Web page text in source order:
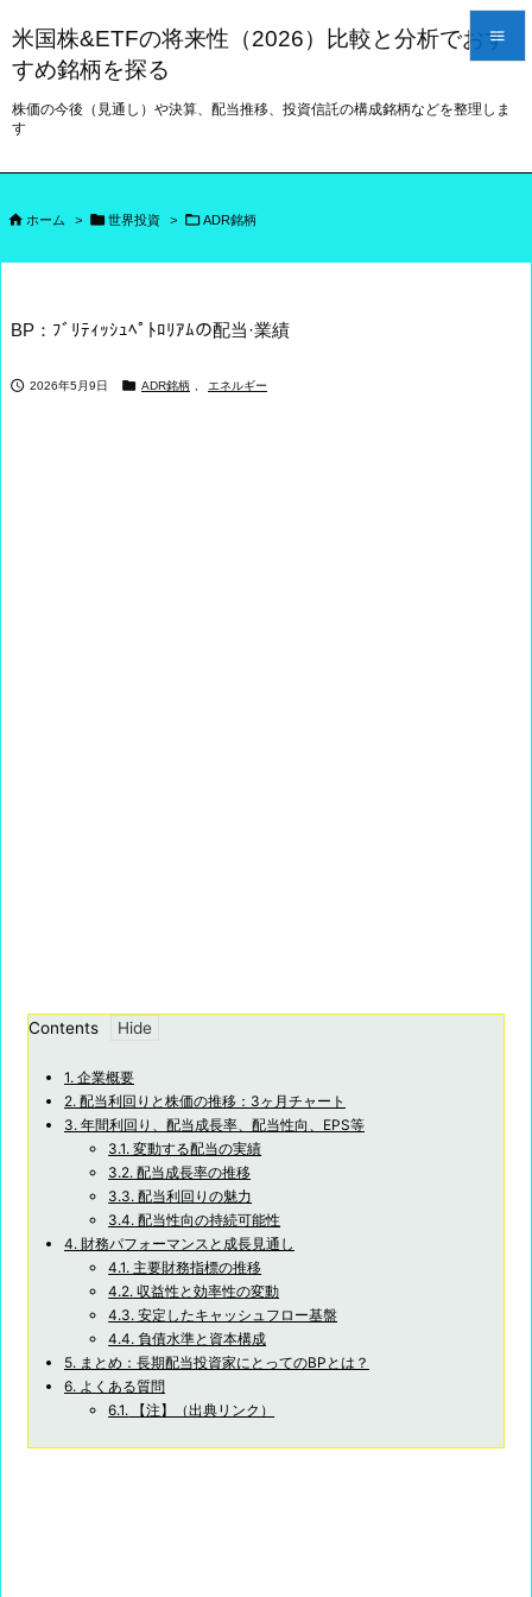
米国株&ETFの将来性（2026）比較と分析でおす
すめ銘柄を探る
株価の今後（見通し）や決算、配当推移、投資信託の構成銘柄などを整理しま
す

メニュー
 ホーム > 世界投資 > ADR銘柄
BP：ﾌﾞﾘﾃｨｯｼｭﾍﾟﾄﾛﾘｱﾑの配当·業績
 2026年5月9日  ADR銘柄 エネルギー
Contents
1. 企業概要
2. 配当利回りと株価の推移：3ヶ月チャート
3. 年間利回り、配当成長率、配当性向、EPS等
3.1. 変動する配当の実績
3.2. 配当成長率の推移
3.3. 配当利回りの魅力
3.4. 配当性向の持続可能性
4. 財務パフォーマンスと成長見通し
4.1. 主要財務指標の推移
4.2. 収益性と効率性の変動
4.3. 安定したキャッシュフロー基盤
4.4. 負債水準と資本構成
5. まとめ：長期配当投資家にとってのBPとは？
6. よくある質問
6.1. 【注】（出典リンク）